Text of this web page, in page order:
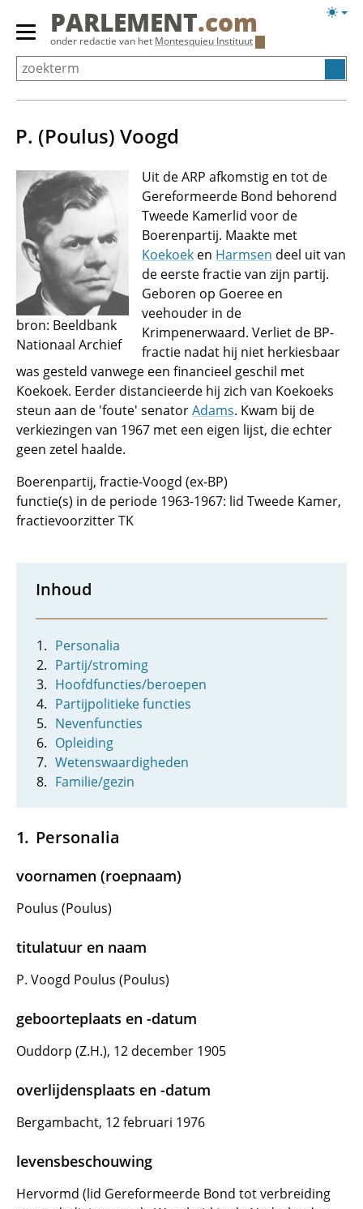
Overslaan
Primair
menu
tonen/verbergen
PARLEMENT.com
onder redactie van het Montesquieu Instituut
P. (Poulus) Voogd
bron: Beeldbank
Nationaal Archief
Uit de ARP afkomstig en tot de
Gereformeerde Bond behorend
Tweede Kamerlid voor de
Boerenpartij. Maakte met
Koekoek en Harmsen deel uit van
de eerste fractie van zijn partij.
Geboren op Goeree en
veehouder in de
Krimpenerwaard. Verliet de BP-
fractie nadat hij niet herkiesbaar
was gesteld vanwege een financieel geschil met
Koekoek. Eerder distancieerde hij zich van Koekoeks
steun aan de 'foute' senatorAdams. Kwam bij de
verkiezingen van 1967 met een eigen lijst, die echter
geen zetel haalde.
Boerenpartij, fractie-Voogd (ex-BP)
functie(s) in de periode 1963-1967: lid Tweede Kamer,
fractievoorzitter TK
Inhoud
Personalia
Partij/stroming
Hoofdfuncties/beroepen
Partijpolitieke functies
Nevenfuncties
Opleiding
Wetenswaardigheden
Familie/gezin
Personalia
voornamen (roepnaam)
Poulus (Poulus)
titulatuur en naam
P. Voogd Poulus (Poulus)
geboorteplaats en -datum
Ouddorp (Z.H.), 12 december 1905
overlijdensplaats en -datum
Bergambacht, 12 februari 1976
levensbeschouwing
Hervormd (lid Gereformeerde Bond tot verbreiding